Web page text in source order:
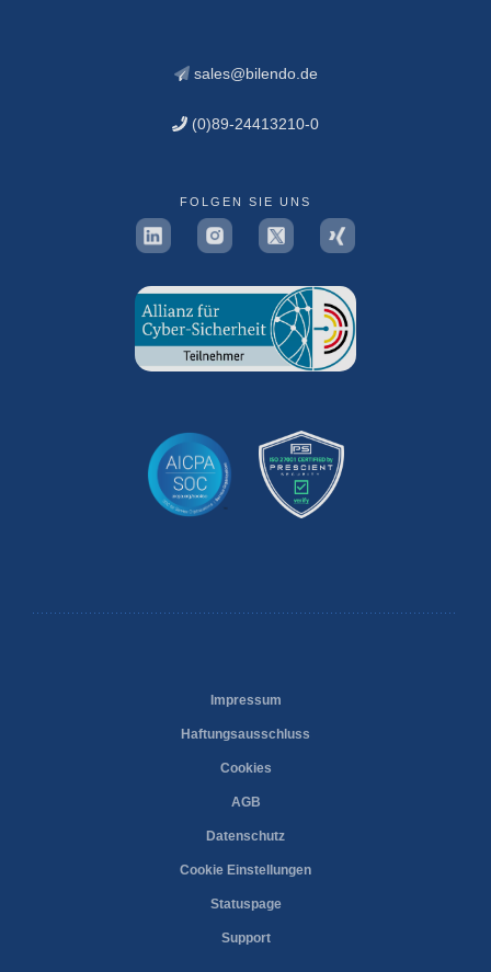
sales@bilendo.de
(0)89-24413210-0
FOLGEN SIE UNS
Impressum
Haftungsausschluss
Cookies
AGB
Datenschutz
Cookie Einstellungen
Statuspage
Support